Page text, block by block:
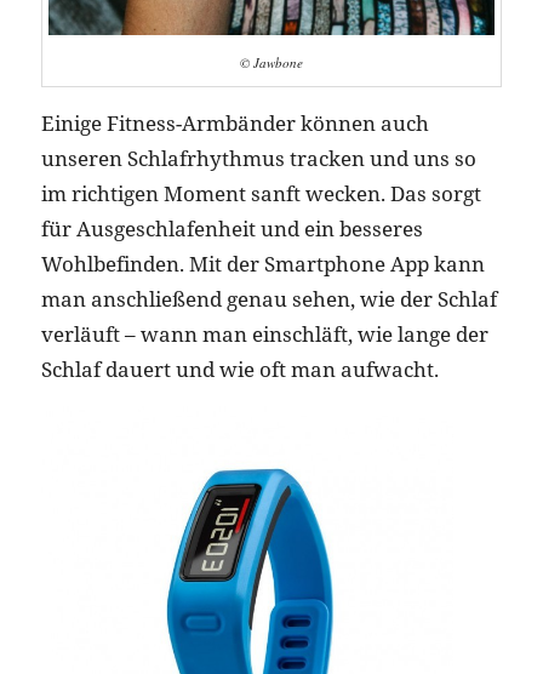
© Jawbone
Einige Fitness-Armbänder können auch
unseren Schlafrhythmus tracken und uns so
im richtigen Moment sanft wecken. Das sorgt
für Ausgeschlafenheit und ein besseres
Wohlbefinden. Mit der Smartphone App kann
man anschließend genau sehen, wie der Schlaf
verläuft – wann man einschläft, wie lange der
Schlaf dauert und wie oft man aufwacht.